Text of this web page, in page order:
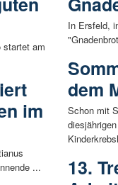
startet am
im
...
In Ersfeld,
dem
Schon mit
13.